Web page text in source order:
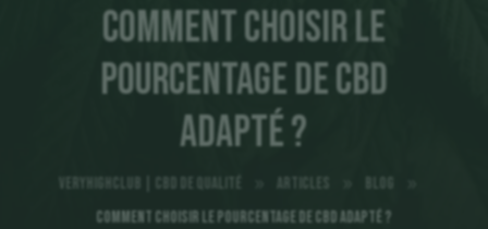
Comment choisir le
pourcentage de CBD
adapté ?
VeryHighClub | CBD de qualité
Comment choisir le pourcentage de CBD adapté ?